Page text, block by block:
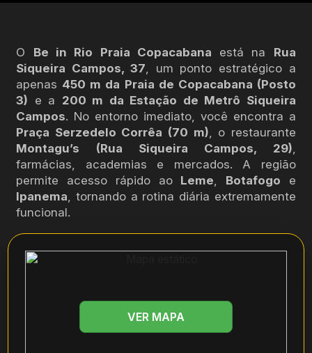
O Be in Rio Praia Copacabana está na Rua
Siqueira Campos, 37 , um ponto estratégico a
apenas 450 m da Praia de Copacabana (Posto
3) e a 200 m da Estação de Metrô Siqueira
Campos. No entorno imediato, você encontra a
Praça Serzedelo Corrêa (70 m) , o restaurante
Montagu’s (Rua Siqueira Campos, 29)
farmácias, academias e mercados. A região
permite acesso rápido ao Leme Botafogo e
Ipanema , tornando a rotina diária extremamente
funcional.
VER MAPA